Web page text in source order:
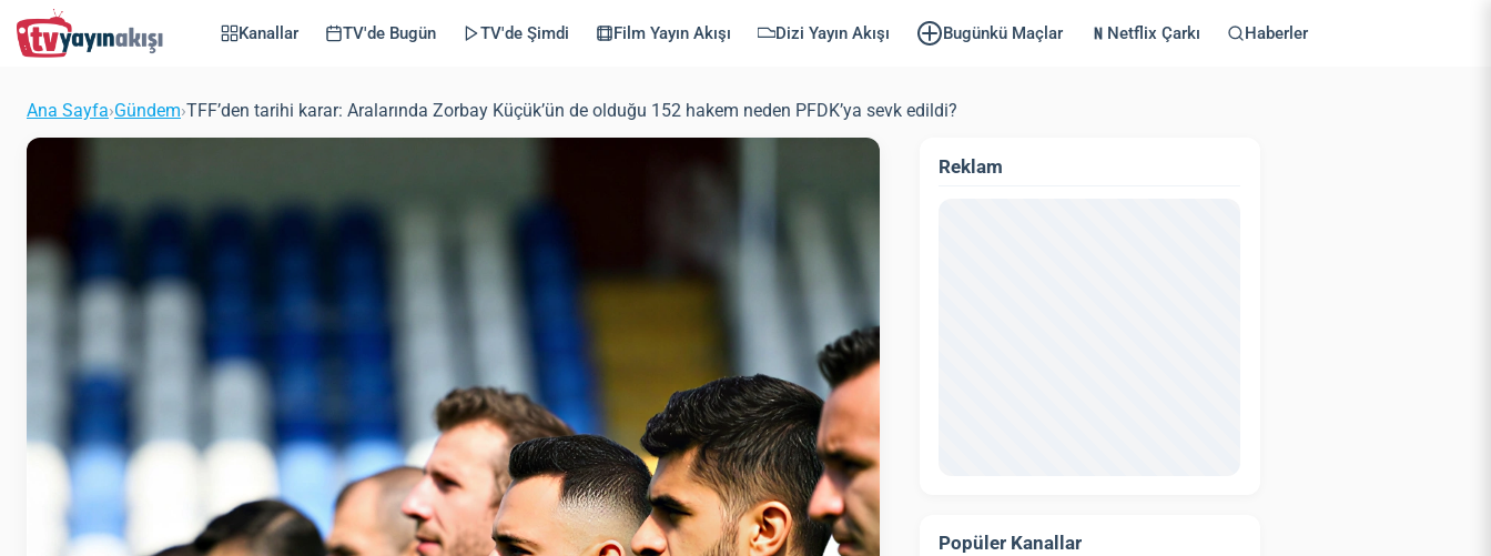
Kanallar TV'de Bugün TV'de Şimdi Film Yayın Akışı Dizi Yayın Akışı Bugünkü Maçlar Netflix Çarkı Haberler
Ana Sayfa›Gündem›TFF’den tarihi karar: Aralarında Zorbay Küçük’ün de olduğu 152 hakem neden PFDK’ya sevk edildi?
Reklam
Popüler Kanallar